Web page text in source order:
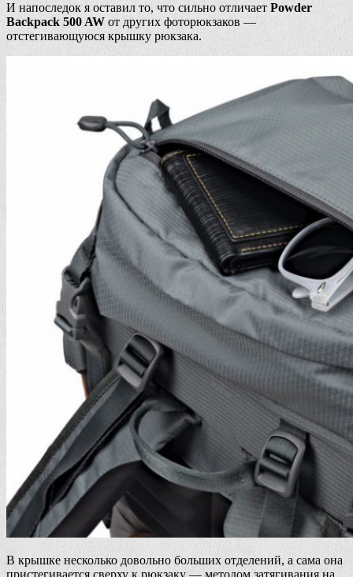
И напоследок я оставил то, что сильно отличает Powder
Backpack 500 AW от других фоторюкзаков —
отстегивающуюся крышку рюкзака.
В крышке несколько довольно больших отделений, а сама она